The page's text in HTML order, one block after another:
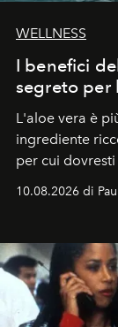
WELLNESS
I benefici
segreto per
L'aloe vera è
ingrediente
per cui
e benessere.
10.08.2026 di